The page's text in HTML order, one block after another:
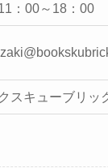
：00～18：00
スキューブリッ